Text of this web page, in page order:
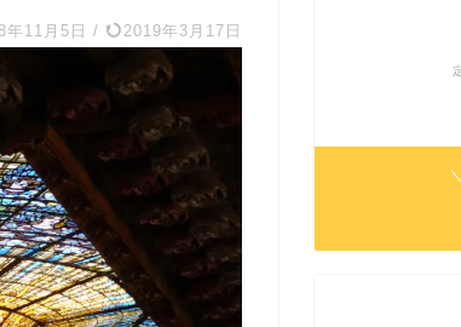
年11月5日 / 2019年3月17日